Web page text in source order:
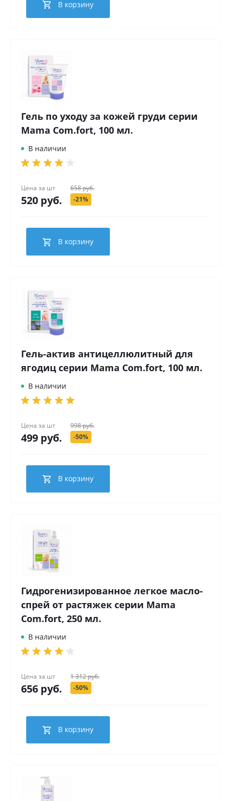
В корзину
Гель по уходу за кожей груди серии
Mama Com.fort, 100 мл.
В наличии
Цена за шт
520 руб.
658 руб.
-21%
В корзину
Гель-актив антицеллюлитный для
ягодиц серии Mama Com.fort, 100 мл.
В наличии
Цена за шт
499 руб.
998 руб.
-50%
В корзину
Гидрогенизированное легкое масло-
спрей от растяжек серии Mama
Com.fort, 250 мл.
В наличии
Цена за шт
656 руб.
1 312 руб.
-50%
В корзину